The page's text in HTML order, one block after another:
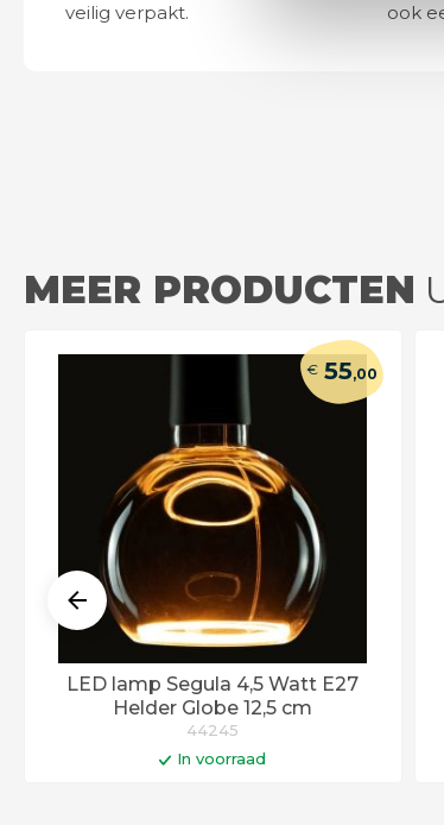
veilig verpakt.
ook
MEER PRODUCTEN
LED lamp Segula 4,5 Watt E27
Helder Globe 12,5 cm
€55,00
44245
In voorraad